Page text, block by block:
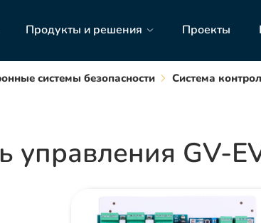
Продукты и решения Проекты
системы безопасности Система
управления GV-